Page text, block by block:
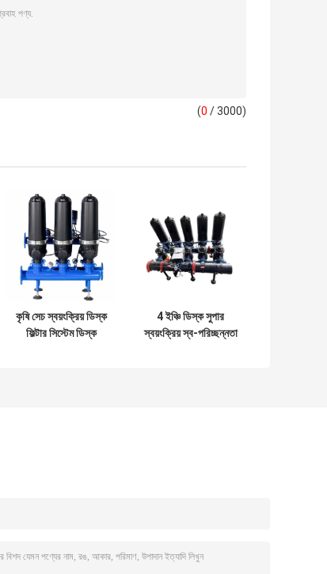
(0 / 3000)
কৃষি সেচ স্বয়ংক্রিয় ডিস্ক
ফিল্টার সিস্টেম ডিস্ক
4 ইঞ্চি ডিস্ক সুপার
স্বয়ংক্রিয় স্ব-পরিচ্ছন্নতা